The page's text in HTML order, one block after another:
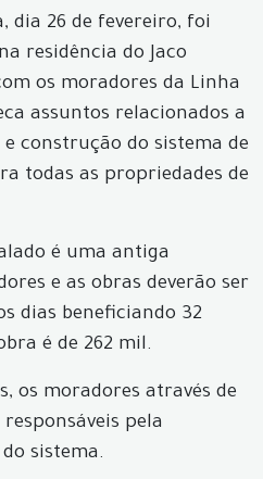
dia 26 de fevereiro, foi
residência do Jaco
os moradores da Linha
assuntos relacionados a
construção do sistema de
todas as propriedades de
é uma antiga
e as obras deverão ser
dias beneficiando 32
é de 262 mil.
os moradores através de
pela
sistema.